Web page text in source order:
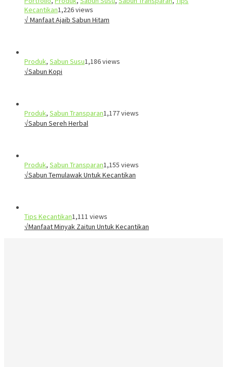
Kecantikan1,226 views
√ Manfaat Ajaib Sabun Hitam
Produk, Sabun Susu1,186 views
√Sabun Kopi
Produk, Sabun Transparan1,177 views
√Sabun Sereh Herbal
Produk, Sabun Transparan1,155 views
√Sabun Temulawak Untuk Kecantikan
Tips Kecantikan1,111 views
√Manfaat Minyak Zaitun Untuk Kecantikan